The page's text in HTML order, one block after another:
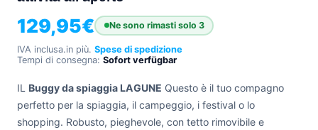
Assistenza
WhatsApp
phone0471
540
129,95€ Ne sono rimasti solo 3
IVA inclusa. in più. Spese di spedizione
Tempi di consegna: Sofort verfügbar
IL Buggy da spiaggia LAGUNE Questo è il tuo compagno
perfetto per la spiaggia, il campeggio, i festival o lo
shopping. Robusto, pieghevole, con tetto rimovibile e